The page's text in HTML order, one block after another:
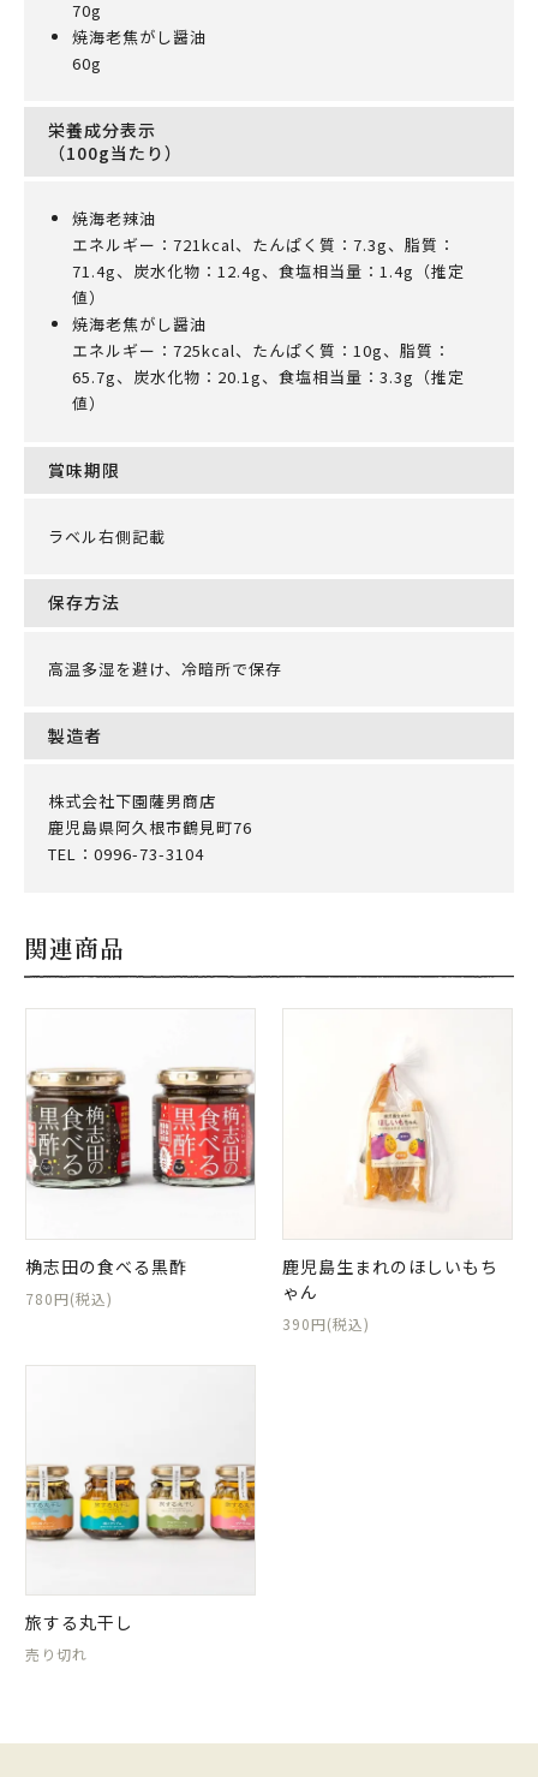
70g
焼海老焦がし醤油
60g
栄養成分表示
（100g当たり）
焼海老辣油
エネルギー：721kcal、たんぱく質：7.3g、脂質：
71.4g、炭水化物：12.4g、食塩相当量：1.4g（推定
値）
焼海老焦がし醤油
エネルギー：725kcal、たんぱく質：10g、脂質：
65.7g、炭水化物：20.1g、食塩相当量：3.3g（推定
値）
賞味期限
ラベル右側記載
保存方法
高温多湿を避け、冷暗所で保存
製造者
株式会社下園薩男商店
鹿児島県阿久根市鶴見町76
TEL：0996-73-3104
関連商品
桷志田の食べる黒酢
780円(税込)
鹿児島生まれのほしいもち
ゃん
390円(税込)
旅する丸干し
売り切れ